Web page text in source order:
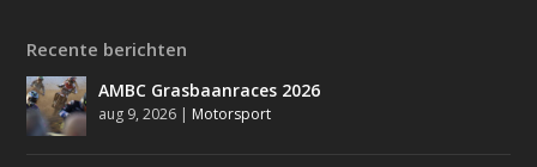
Recente berichten
AMBC Grasbaanraces 2026
aug 9, 2026 | Motorsport